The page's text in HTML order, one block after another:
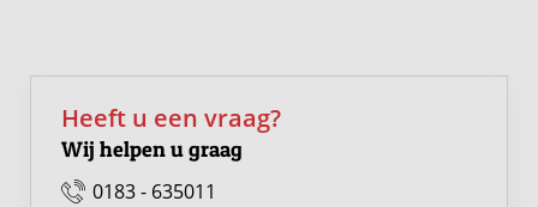
Heeft u een vraag?
Wij helpen u graag
0183 - 635011